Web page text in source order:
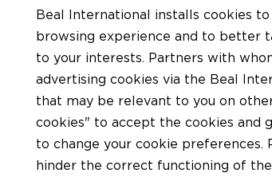
Jobs
Contact
Politique de confidentialité
Conditions d’utilisation du site
Charte Cookies
Conditions générales
Beal International installs cookies
browsing experience and to better
to your interests. Partners with
advertising cookies via the Beal
that may be relevant to you on
cookies" to accept the cookies and
to change your cookie preferences.
hinder the correct functioning of